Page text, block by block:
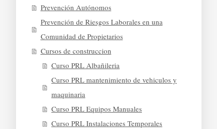
Prevención Autónomos
Prevención de Riesgos Laborales en una
Comunidad de Propietarios
Cursos de construccion
Curso PRL Albañileria
Curso PRL mantenimiento de vehiculos y
maquinaria
Curso PRL Equipos Manuales
Curso PRL Instalaciones Temporales